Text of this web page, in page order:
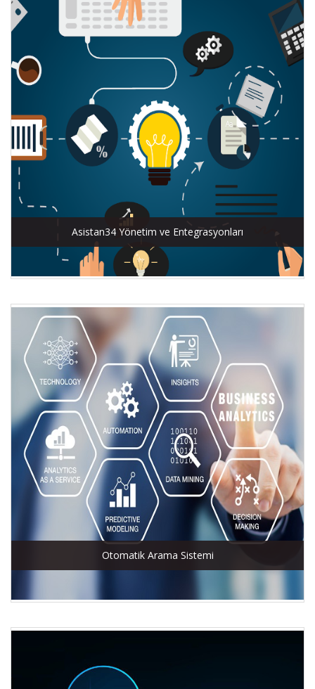
Asistan34 Yönetim ve Entegrasyonları
Otomatik Arama Sistemi